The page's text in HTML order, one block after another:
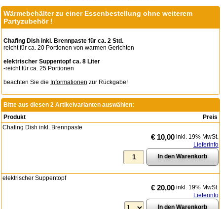
Wärmebehälter zu einer Essenbestellung ohne weiterem
Partyzubehör !
Chafing Dish inkl. Brennpaste für ca. 2 Std.
reicht für ca. 20 Portionen von warmen Gerichten
elektrischer Suppentopf ca. 8 Liter
-reicht für ca. 25 Portionen
beachten Sie die Informationen zur Rückgabe!
Bitte aus diesen 2 Artikelvarianten auswählen:
Produkt
Preis
Chafing Dish inkl. Brennpaste
€ 10,00 inkl. 19% MwSt.
Lieferinfo
elektrischer Suppentopf
€ 20,00 inkl. 19% MwSt.
Lieferinfo